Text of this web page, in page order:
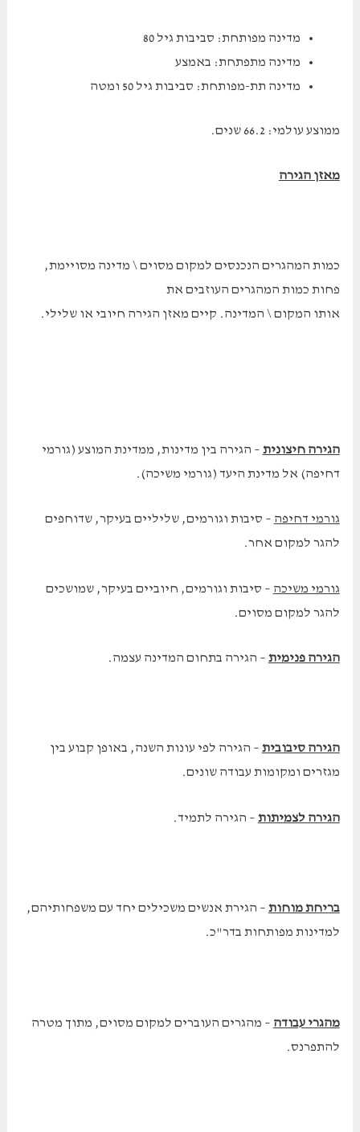
מדינה מפותחת: סביבות גיל 80
מדינה מתפתחת: באמצע
מדינה תת-מפותחת: סביבות גיל 50 ומטה
ממוצע עולמי: 66.2 שנים.
מאזן הגירה
כמות המהגרים הנכנסים למקום מסוים \ מדינה מסויימת,
פחות כמות המהגרים העוזבים את
אותו המקום \ המדינה. קיים מאזן הגירה חיובי או שלילי.
הגירה חיצונית – הגירה בין מדינות, ממדינת המוצע (גורמי
דחיפה) אל מדינת היעד (גורמי משיכה).
גורמי דחיפה – סיבות וגורמים, שליליים בעיקר, שדוחפים
להגר למקום אחר.
גורמי משיכה – סיבות וגורמים, חיוביים בעיקר, שמושכים
להגר למקום מסוים.
הגירה פנימית – הגירה בתחום המדינה עצמה.
הגירה סיבובית – הגירה לפי עונות השנה, באופן קבוע בין
מגזרים ומקומות עבודה שונים.
הגירה לצמיתות – הגירה לתמיד.
בריחת מוחות – הגירת אנשים משכילים יחד עם משפחותיהם,
למדינות מפותחות בדר"כ.
מהגרי עבודה – מהגרים העוברים למקום מסוים, מתוך מטרה
להתפרנס.